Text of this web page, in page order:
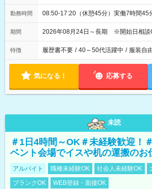
勤務時間 08:50-17:20（休憩45分）実働7時間45
期間 2026年08月24日～長期 ※開始日相
特徴 履歴書不要 / 40～50代活躍中 / 服装自
気になる！ 応募する
未読
＃1日4時間～OK＃未経験歓迎！
ベント会場でイスや机の運搬のお
アルバイト 職種未経験OK 社会人未経験OK
ブランクOK
WEB登録・面接OK